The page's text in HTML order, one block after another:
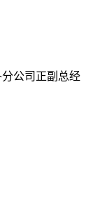
公司正副总经